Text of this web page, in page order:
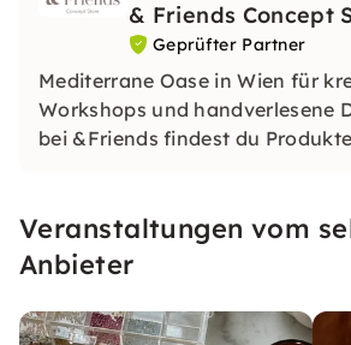
& Friends Concept
Geprüfter Partner
Mediterrane Oase in Wien für
Workshops und handverlesene
bei &Friends findest du
Veranstaltungen vom
Anbieter